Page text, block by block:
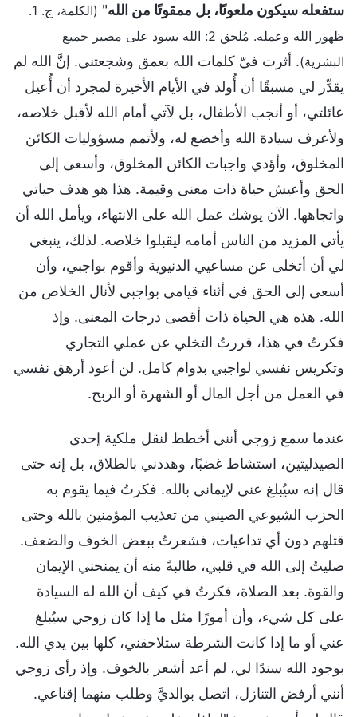
ستفعله سيكون ملعونًا، بل ممقوتًا من الله"
(الكلمة، ج. 1.
ظهور الله وعمله. مُلحق 2: الله يسود على مصير جميع
البشرية). أثرت فيّ كلمات الله بعمق وشجعتني. إنَّ الله لم
يقدِّر لي مسبقًا أن أُولد في الأيام الأخيرة لمجرد أن أُعيل
عائلتي، أو أنجب الأطفال، بل لآتي أمام الله لأقبل خلاصه،
ولأعرف سيادة الله وأخضع له، ولأتمم مسؤوليات الكائن
المخلوق، وأؤدي واجبات الكائن المخلوق، وأسعى إلى
الحق وأعيش حياة ذات معنى وقيمة. هذا هو هدف حياتي
واتجاهها. الآن يوشك عمل الله على الانتهاء، ويأمل الله أن
يأتي المزيد من الناس أمامه ليقبلوا خلاصه. لذلك، ينبغي
لي أن أتخلى عن مساعيي الدنيوية وأقوم بواجبي، وأن
أسعى إلى الحق في أثناء قيامي بواجبي لأنال الخلاص من
الله. هذه هي الحياة ذات أقصى درجات المعنى. وإذ
فكرتُ في هذا، قررتُ التخلي عن عملي التجاري
وتكريس نفسي لواجبي بدوام كامل. لن أعود أرهق نفسي
في العمل من أجل المال أو الشهرة أو الربح.
عندما سمع زوجي أنني أخطط لنقل ملكية إحدى
الصيدليتين، استشاط غضبًا، وهددني بالطلاق، بل إنه حتى
قال إنه سيُبلغ عني لإيماني بالله. فكرتُ فيما يقوم به
الحزب الشيوعي الصيني من تعذيب المؤمنين بالله وحتى
قتلهم دون أي تداعيات، فشعرتُ ببعض الخوف والضعف.
صليتُ إلى الله في قلبي، طالبةً منه أن يمنحني الإيمان
والقوة. بعد الصلاة، فكرتُ في كيف أن الله له السيادة
على كل شيء، وأن أمورًا مثل ما إذا كان زوجي سيُبلغ
عني أو ما إذا كانت الشرطة ستلاحقني، كلها بين يدي الله.
بوجود الله سندًا لي، لم أعد أشعر بالخوف. وإذ رأى زوجي
أنني أرفض التنازل، اتصل بوالديَّ وطلب منهما إقناعي.